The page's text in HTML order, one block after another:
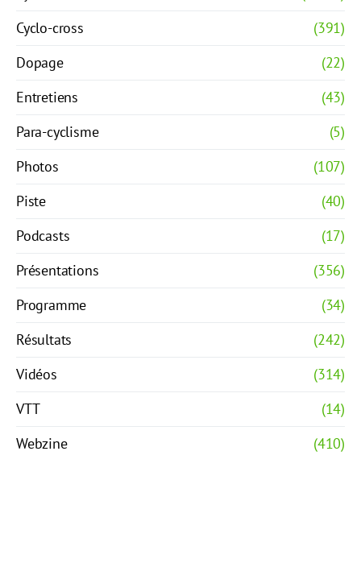
Cyclo-cross
(391)
Dopage
(22)
Entretiens
(43)
Para-cyclisme
(5)
Photos
(107)
Piste
(40)
Podcasts
(17)
Présentations
(356)
Programme
(34)
Résultats
(242)
Vidéos
(314)
VTT
(14)
Webzine
(410)